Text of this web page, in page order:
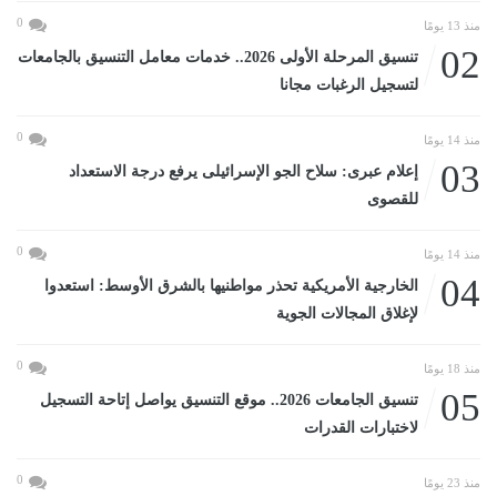
منذ 13 يومًا 0
02
تنسيق المرحلة الأولى 2026.. خدمات معامل التنسيق بالجامعات
لتسجيل الرغبات مجانا
منذ 14 يومًا 0
03
إعلام عبرى: سلاح الجو الإسرائيلى يرفع درجة الاستعداد
للقصوى
منذ 14 يومًا 0
04
الخارجية الأمريكية تحذر مواطنيها بالشرق الأوسط: استعدوا
لإغلاق المجالات الجوية
منذ 18 يومًا 0
05
تنسيق الجامعات 2026.. موقع التنسيق يواصل إتاحة التسجيل
لاختبارات القدرات
منذ 23 يومًا 0